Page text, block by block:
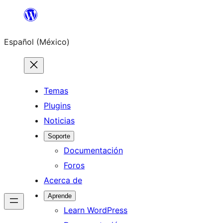
Saltar
contenido
Español (México)
Temas
Plugins
Noticias
Soporte
Documentación
Foros
Acerca de
Aprende
Learn WordPress